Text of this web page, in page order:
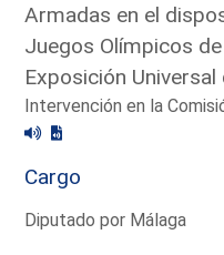
Armadas en el
Juegos Olímpicos
Exposición Universal
Intervención en la
Cargo
Diputado por Málaga